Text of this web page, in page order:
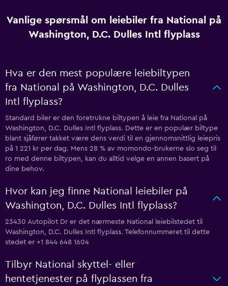
Vanlige spørsmål om leiebiler fra National på
Washington, D.C. Dulles Intl flyplass
Hva er den mest populære leiebiltypen
fra National på Washington, D.C. Dulles
Intl flyplass?
Standard biler er den foretrukne biltypen å leie fra National på
Washington, D.C. Dulles Intl flyplass. Dette er en populær biltype
blant sjåfører takket være dens verdi til en gjennomsnittlig leiepris
på 1 221 kr per dag. Mens 28 % av momondo-brukerne slo seg til
ro med denne biltypen, kan du alltid velge en annen basert på
dine behov.
Hvor kan jeg finne National leiebiler på
Washington, D.C. Dulles Intl flyplass?
23430 Autopilot Dr er det nærmeste National leiebilstedet til
Washington, D.C. Dulles Intl flyplass. Telefonnummeret til dette
stedet er +1 844 648 1604
Tilbyr National skyttel- eller
hentetjenester på flyplassen fra